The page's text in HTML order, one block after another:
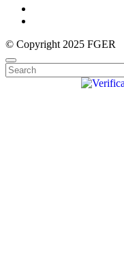
© Copyright 2025 FGER